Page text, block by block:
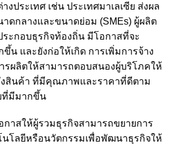
งประเทศ เช่น ประเทศมาเลเซีย ส่งผล
ดกลางและขนาดย่อม (SMEs) ผู้ผลิต
ะกอบธุรกิจท้องถิ่น มีโอกาสที่จะ
น และยังก่อให้เกิด การเพิ่มการจ้าง
รผลิตให้สามารถตอบสนองผู้บริโภคให้
งสินค้า ที่มีคุณภาพและราคาที่ดีตาม
ที่มีมากขึ้น
กาสให้ผู้รวมธุรกิจสามารถขยายการ
นโลยีหรือนวัตกรรมเพื่อพัฒนาธุรกิจให้